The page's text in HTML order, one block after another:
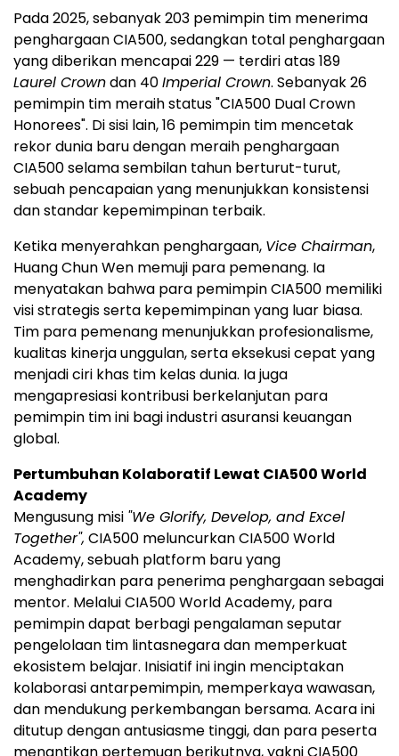
Pada 2025, sebanyak 203 pemimpin tim menerima
penghargaan CIA500, sedangkan total penghargaan
yang diberikan mencapai 229 — terdiri atas 189
Laurel Crowndan 40Imperial Crown. Sebanyak 26
pemimpin tim meraih status "CIA500 Dual Crown
Honorees". Di sisi lain, 16 pemimpin tim mencetak
rekor dunia baru dengan meraih penghargaan
CIA500 selama sembilan tahun berturut-turut,
sebuah pencapaian yang menunjukkan konsistensi
dan standar kepemimpinan terbaik.
Ketika menyerahkan penghargaan, Vice Chairman,
Huang Chun Wen memuji para pemenang. Ia
menyatakan bahwa para pemimpin CIA500 memiliki
visi strategis serta kepemimpinan yang luar biasa.
Tim para pemenang menunjukkan profesionalisme,
kualitas kinerja unggulan, serta eksekusi cepat yang
menjadi ciri khas tim kelas dunia. Ia juga
mengapresiasi kontribusi berkelanjutan para
pemimpin tim ini bagi industri asuransi keuangan
global.
Pertumbuhan Kolaboratif Lewat CIA500 World
Academy
Mengusung misi "We Glorify, Develop, and Excel
Together", CIA500 meluncurkan CIA500 World
Academy, sebuah platform baru yang
menghadirkan para penerima penghargaan sebagai
mentor. Melalui CIA500 World Academy, para
pemimpin dapat berbagi pengalaman seputar
pengelolaan tim lintasnegara dan memperkuat
ekosistem belajar. Inisiatif ini ingin menciptakan
kolaborasi antarpemimpin, memperkaya wawasan,
dan mendukung perkembangan bersama. Acara ini
ditutup dengan antusiasme tinggi, dan para peserta